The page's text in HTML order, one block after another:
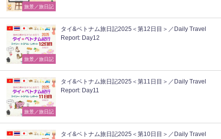
旅景／旅日記
旅景／旅日記
タイ&ベトナム旅日記2025＜第12日目＞／Daily Travel
Report: Day12
旅景／旅日記
タイ&ベトナム旅日記2025＜第11日目＞／Daily Travel
Report: Day11
タイ&ベトナム旅日記2025＜第10日目＞／Daily Travel